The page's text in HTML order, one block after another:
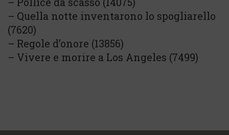
– Quella notte inventarono lo spogliarello
(7620)
– Regole d’onore (13856)
– Vivere e morire a Los Angeles (7499)